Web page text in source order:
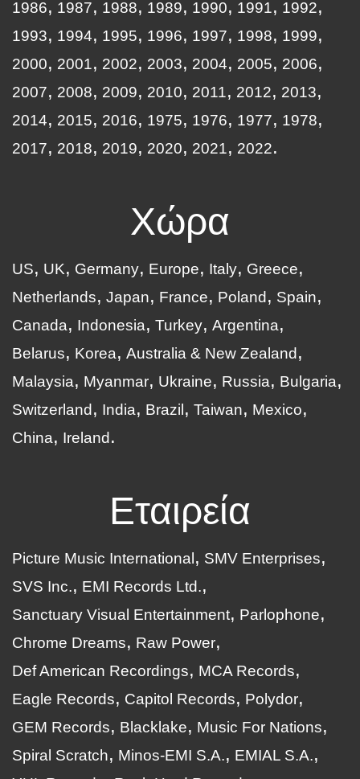
1986
1987 1988 1989 1990 1991
1992
1993
1994 1995 1996 1997 1998
1999
2000
2001 2002 2003 2004 2005
2006
2007
2008 2009 2010 2011 2012
2013
2014
2015 2016 1975 1976 1977
1978
2017
2018 2019 2020 2021 2022
Χώρα
US UK Germany Europe Italy
Greece
Netherlands
Japan France Poland
Spain
Canada
Indonesia Turkey Argentina
Belarus
Korea
Australia & New Zealand
Malaysia
Myanmar Ukraine Russia
Bulgaria
Switzerland
India Brazil Taiwan
Mexico
China
Ireland
Εταιρεία
Picture Music International
SMV Enterprises
SVS Inc.
EMI Records Ltd.
Sanctuary Visual Entertainment
Parlophone
Chrome Dreams
Raw Power
Def American Recordings
MCA Records
Eagle Records
Capitol Records
Polydor
GEM Records
Blacklake
Music For Nations
Spiral Scratch
Minos-EMI S.A.
EMIAL S.A.